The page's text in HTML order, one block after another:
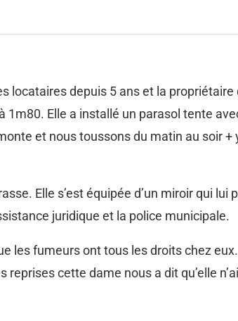
locataires depuis 5 ans et la propriétaire
Elle a installé un parasol tente
et nous toussons du matin au soir +
Elle s’est équipée d’un miroir qui lui
juridique et la police municipale.
les fumeurs ont tous les droits chez
cette dame nous a dit qu’elle